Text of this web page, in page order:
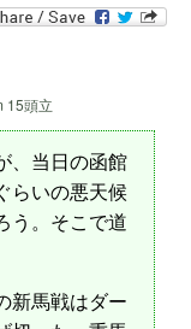
15頭立
、当日の函館
らいの悪天候
う。そこで道
新馬戦はダー